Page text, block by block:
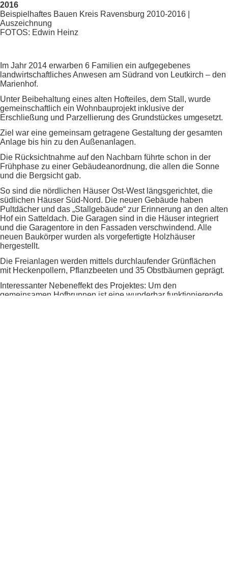
2016
Beispielhaftes Bauen Kreis Ravensburg 2010-2016 |
Auszeichnung
FOTOS: Edwin Heinz
Im Jahr 2014 erwarben 6 Familien ein aufgegebenes
landwirtschaftliches Anwesen am Südrand von Leutkirch – den
Marienhof.
Unter Beibehaltung eines alten Hofteiles, dem Stall, wurde
gemeinschaftlich ein Wohnbauprojekt inklusive der
Erschließung und Parzellierung des Grundstückes umgesetzt.
Ziel war eine gemeinsam getragene Gestaltung der gesamten
Anlage bis hin zu den Außenanlagen.
Die Rücksichtnahme auf den Nachbarn führte schon in der
Frühphase zu einer Gebäudeanordnung, die allen die Sonne
und die Bergsicht gab.
So sind die nördlichen Häuser Ost-West längsgerichtet, die
südlichen Häuser Süd-Nord. Die neuen Gebäude haben
Pultdächer und das „Stallgebäude“ zur Erinnerung an den alten
Hof ein Satteldach. Die Garagen sind in die Häuser integriert
und die Garagentore in den Fassaden verschwindend. Alle
neuen Baukörper wurden als vorgefertigte Holzhäuser
hergestellt.
Die Freianlagen werden mittels durchlaufender Grünflächen
mit Heckenpollern, Pflanzbeeten und 35 Obstbäumen geprägt.
Interessanter Nebeneffekt des Projektes: Um den
gemeinsamen Hofbrunnen ist eine wunderbar funktionierende